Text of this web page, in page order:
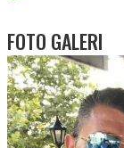
FOTO GALERI